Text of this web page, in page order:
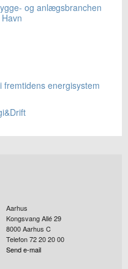
og anlægsbranchen
fremtidens energisystem
Aarhus
Kongsvang Allé 29
8000Aarhus C
Telefon 72 20 20 00
Send e-mail